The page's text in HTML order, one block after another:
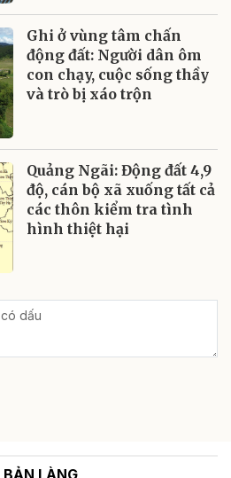
Ghi ở vùng tâm chấn
động đất: Người dân ôm
con chạy, cuộc sống thầy
và trò bị xáo trộn
Quảng Ngãi: Động đất 4,9
độ, cán bộ xã xuống tất cả
các thôn kiểm tra tình
hình thiệt hại